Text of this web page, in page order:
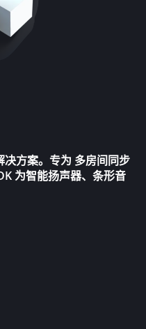
决方案。专为 多房间同步
为智能扬声器、条形音